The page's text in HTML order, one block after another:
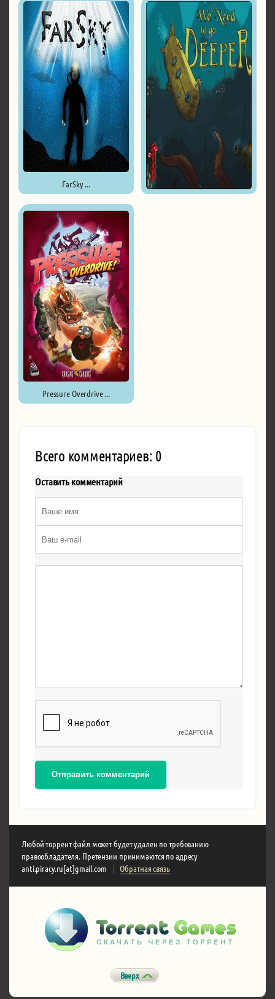
FarSky ...
Pressure Overdrive ...
Всего комментариев: 0
Оставить комментарий
Отправить комментарий
Любой торрент файл может будет удален по требованию
правообладателя. Претензии принимаются по адресу
anti.piracy.ru[at]gmail.com
| Обратная связь
Вверх